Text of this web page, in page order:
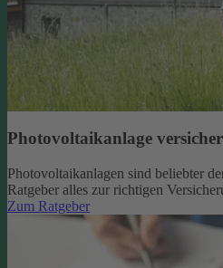
Photovoltaikanlage
Photovoltaikanlagen sind beliebter
Ratgeber alles zur richtigen
Zum Ratgeber